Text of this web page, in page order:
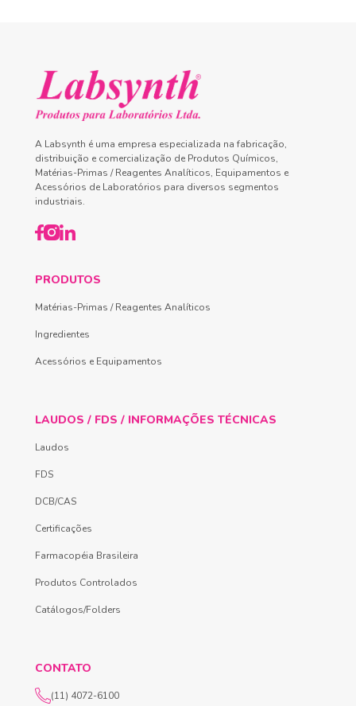
A Labsynth é uma empresa especializada na fabricação,
distribuição e comercialização de Produtos Químicos,
Matérias-Primas / Reagentes Analíticos, Equipamentos e
Acessórios de Laboratórios para diversos segmentos
industriais.
PRODUTOS
Matérias-Primas / Reagentes Analíticos
Ingredientes
Acessórios e Equipamentos
LAUDOS / FDS / INFORMAÇÕES TÉCNICAS
Laudos
FDS
DCB/CAS
Certificações
Farmacopéia Brasileira
Produtos Controlados
Catálogos/Folders
CONTATO
(11) 4072-6100